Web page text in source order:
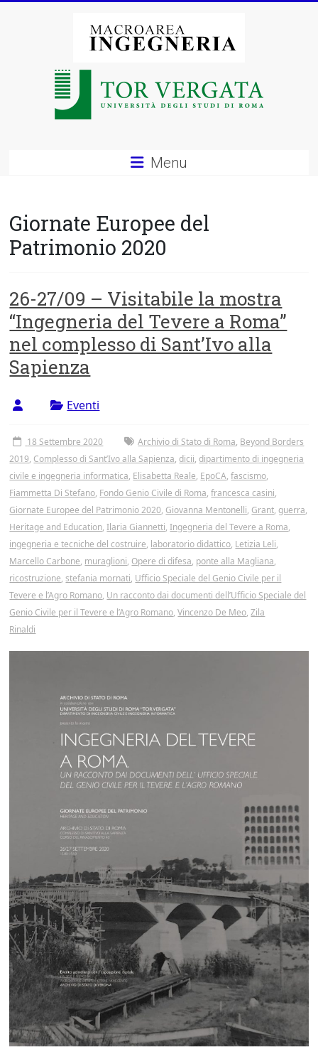
Macroarea
degli
Studi
Roma
Tor
Vergata
Menu
Giornate Europee del
Patrimonio 2020
26-27/09 – Visitabile la mostra
“Ingegneria del Tevere a Roma”
nel complesso di Sant’Ivo alla
Sapienza
Eventi
18 Settembre 2020 Archivio di Stato di Roma, Beyond Borders
2019, Complesso di Sant’Ivo alla Sapienza,dicii,dipartimento di ingegneria
civile e ingegneria informatica, Elisabetta Reale, EpoCA,fascismo,
Fiammetta Di Stefano, Fondo Genio Civile di Roma,francesca casini,
Giornate Europee del Patrimonio 2020, Giovanna Mentonelli, Grant,guerra,
Heritage and Education,Ilaria Giannetti,Ingegneria del Tevere a Roma,
ingegneria e tecniche del costruire, laboratorio didattico, Letizia Leli,
Marcello Carbone, muraglioni, Opere di difesa, ponte alla Magliana,
ricostruzione,stefania mornati, Ufficio Speciale del Genio Civile per il
Tevere e l’Agro Romano, Un racconto dai documenti dell’Ufficio Speciale del
Genio Civile per il Tevere e l’Agro Romano,Vincenzo De Meo,Zila
Rinaldi